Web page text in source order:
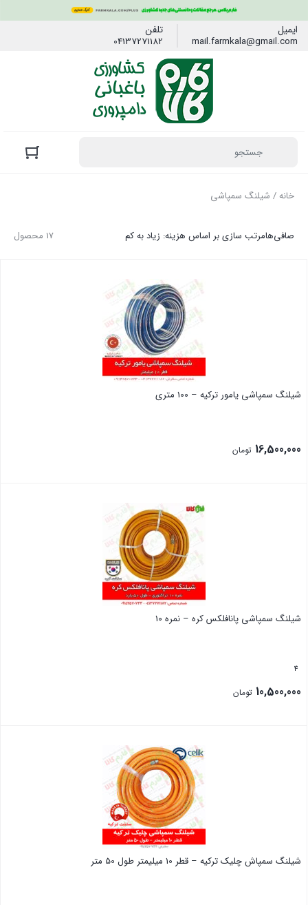
ایمیل
mail.farmkala@gmail.com
تلفن
04137271182
خانه/ شیلنگ سمپاشی
17 محصول صافی‌هامرتب سازی بر اساس هزینه: زیاد به کم
شیلنگ سمپاشی یامور ترکیه – 100 متری
16,500,000 تومان
شیلنگ سمپاشی پانافلکس کره – نمره 10
4
10,500,000 تومان
شیلنگ سمپاش چلیک ترکیه – قطر 10 میلیمتر طول 50 متر